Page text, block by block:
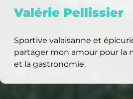
Valérie Pellissier
Sportive valaisanne et
partager mon amour pour la
et la gastronomie.